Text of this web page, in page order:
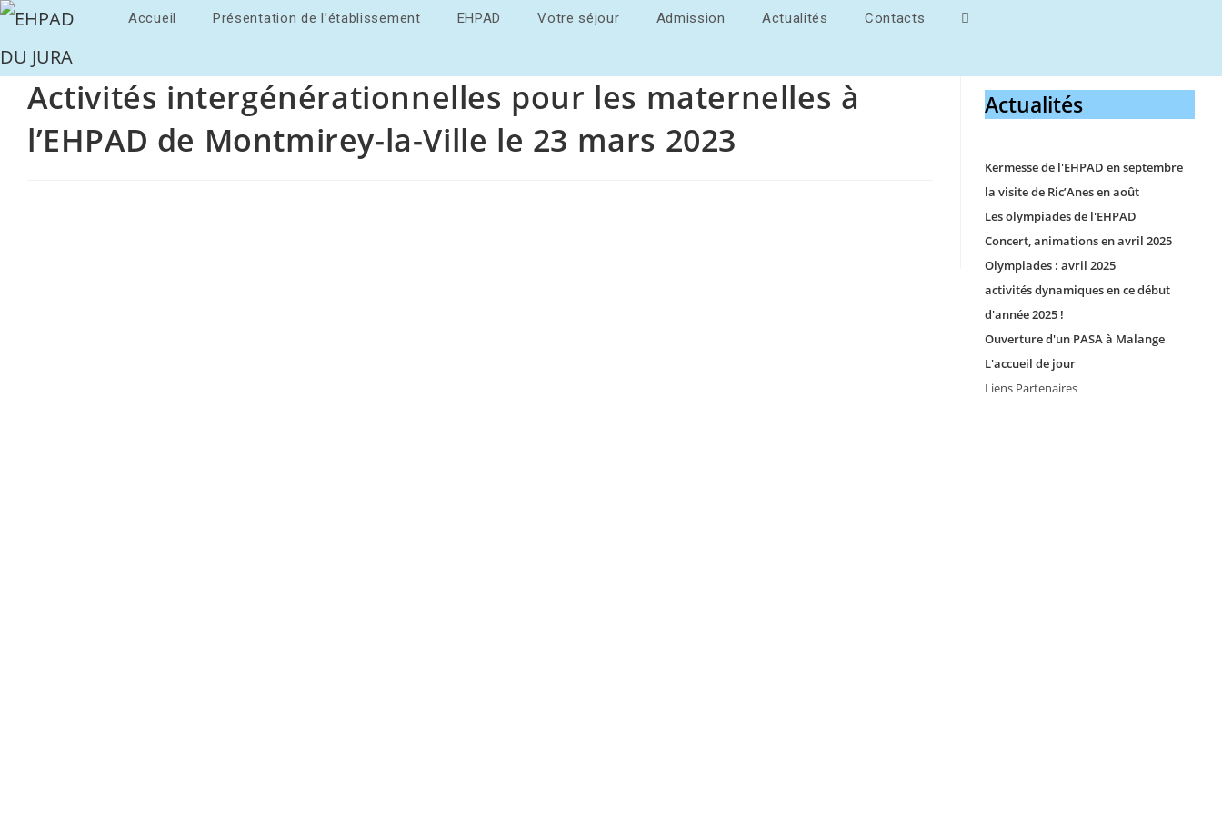
Accueil Présentation de l’établissement EHPAD Votre séjour Admission Actualités Contacts
Activités intergénérationnelles pour les maternelles à
l’EHPAD de Montmirey-la-Ville le 23 mars 2023
Actualités
Kermesse de l'EHPAD en septembre
la visite de Ric’Anes en août
Les olympiades de l'EHPAD
Concert, animations en avril 2025
Olympiades : avril 2025
activités dynamiques en ce début
d'année 2025 !
Ouverture d'un PASA à Malange
L'accueil de jour
Liens Partenaires